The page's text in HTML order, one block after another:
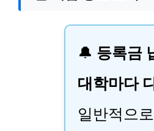
🔔 등록금
대학마다
일반적으로